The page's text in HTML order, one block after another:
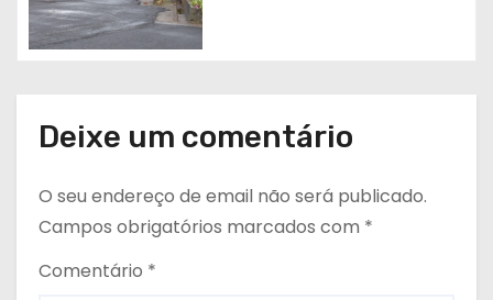
Deixe um comentário
O seu endereço de email não será publicado.
Campos obrigatórios marcados com *
Comentário *